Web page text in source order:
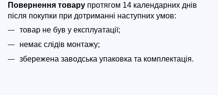
Повернення товару протягом 14 календарних днів
після покупки при дотриманні наступних умов:
товар не був у експлуатації;
немає слідів монтажу;
збережена заводська упаковка та комплектація.